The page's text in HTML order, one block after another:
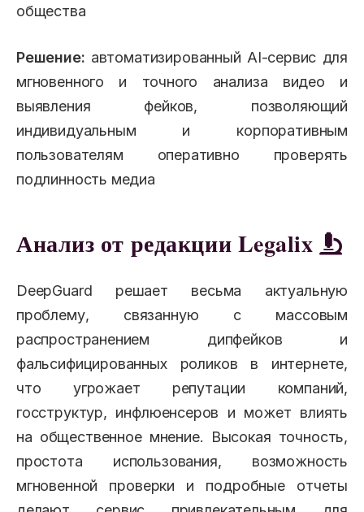
общества
Решение: автоматизированный AI-сервис для
мгновенного и точного анализа видео и
выявления фейков, позволяющий
индивидуальным и корпоративным
пользователям оперативно проверять
подлинность медиа
Анализ от редакции Legalix
DeepGuard решает весьма актуальную
проблему, связанную с массовым
распространением дипфейков и
фальсифицированных роликов в интернете,
что угрожает репутации компаний,
госструктур, инфлюенсеров и может влиять
на общественное мнение. Высокая точность,
простота использования, возможность
мгновенной проверки и подробные отчеты